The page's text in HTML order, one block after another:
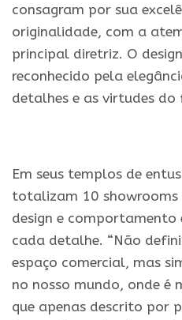
consagram por sua
originalidade, com a
principal diretriz. O
reconhecido pela
detalhes e as virtudes
Em seus templos de
totalizam 10
design e comportamento
cada detalhe. “Não
espaço comercial, mas
no nosso mundo, onde é
que apenas descrito por